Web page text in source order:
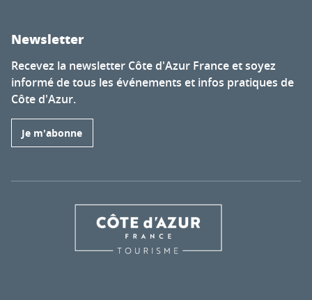
Newsletter
Recevez la newsletter Côte d'Azur France et soyez
informé de tous les événements et infos pratiques de
Côte d'Azur.
Je m'abonne